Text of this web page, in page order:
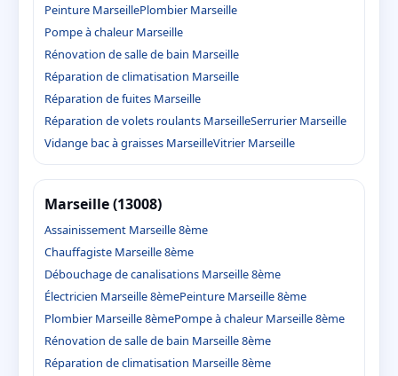
Peinture MarseillePlombier Marseille
Pompe à chaleur Marseille
Rénovation de salle de bain Marseille
Réparation de climatisation Marseille
Réparation de fuites Marseille
Réparation de volets roulants MarseilleSerrurier Marseille
Vidange bac à graisses MarseilleVitrier Marseille
Marseille (13008)
Assainissement Marseille 8ème
Chauffagiste Marseille 8ème
Débouchage de canalisations Marseille 8ème
Électricien Marseille 8èmePeinture Marseille 8ème
Plombier Marseille 8èmePompe à chaleur Marseille 8ème
Rénovation de salle de bain Marseille 8ème
Réparation de climatisation Marseille 8ème